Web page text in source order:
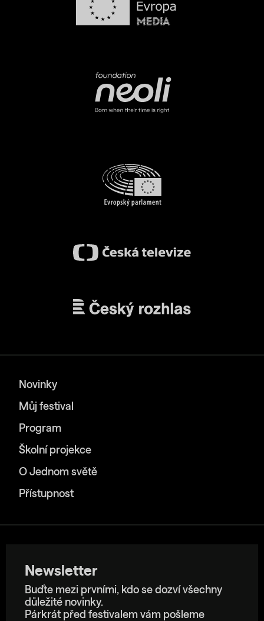
Novinky
Můj festival
Program
Školní projekce
O Jednom světě
Přístupnost
Newsletter
Buďte mezi prvními, kdo se dozví všechny
důležité novinky.
Párkrát před festivalem vám pošleme